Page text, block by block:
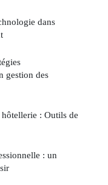
dans
gestion des
: Outils de
: un